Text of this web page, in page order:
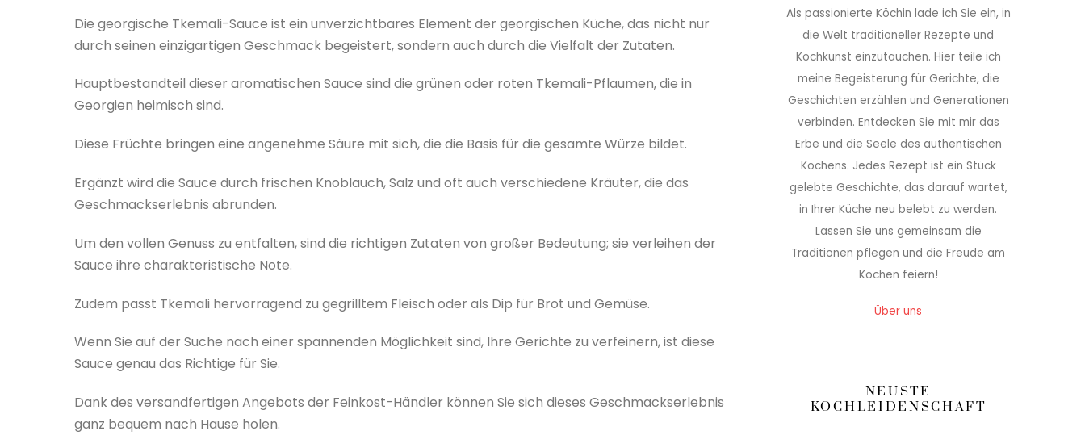
Die georgische Tkemali-Sauce ist ein unverzichtbares Element der georgischen Küche, das nicht nur
durch seinen einzigartigen Geschmack begeistert, sondern auch durch die Vielfalt der Zutaten.
Hauptbestandteil dieser aromatischen Sauce sind die grünen oder roten Tkemali-Pflaumen, die in
Georgien heimisch sind.
Diese Früchte bringen eine angenehme Säure mit sich, die die Basis für die gesamte Würze bildet.
Ergänzt wird die Sauce durch frischen Knoblauch, Salz und oft auch verschiedene Kräuter, die das
Geschmackserlebnis abrunden.
Um den vollen Genuss zu entfalten, sind die richtigen Zutaten von großer Bedeutung; sie verleihen der
Sauce ihre charakteristische Note.
Zudem passt Tkemali hervorragend zu gegrilltem Fleisch oder als Dip für Brot und Gemüse.
Wenn Sie auf der Suche nach einer spannenden Möglichkeit sind, Ihre Gerichte zu verfeinern, ist diese
Sauce genau das Richtige für Sie.
Dank des versandfertigen Angebots der Feinkost-Händler können Sie sich dieses Geschmackserlebnis
ganz bequem nach Hause holen.
Als passionierte Köchin lade ich Sie ein, in
die Welt traditioneller Rezepte und
Kochkunst einzutauchen. Hier teile ich
meine Begeisterung für Gerichte, die
Geschichten erzählen und Generationen
verbinden. Entdecken Sie mit mir das
Erbe und die Seele des authentischen
Kochens. Jedes Rezept ist ein Stück
gelebte Geschichte, das darauf wartet,
in Ihrer Küche neu belebt zu werden.
Lassen Sie uns gemeinsam die
Traditionen pflegen und die Freude am
Kochen feiern!
Über uns
NEUSTE
KOCHLEIDENSCHAFT